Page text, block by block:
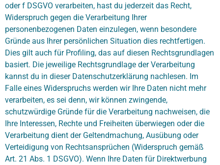
oder f DSGVO verarbeiten, hast du jederzeit das Recht,
Widerspruch gegen die Verarbeitung Ihrer
personenbezogenen Daten einzulegen, wenn besondere
Gründe aus Ihrer persönlichen Situation dies rechtfertigen.
Dies gilt auch für Profiling, das auf diesen Rechtsgrundlagen
basiert. Die jeweilige Rechtsgrundlage der Verarbeitung
kannst du in dieser Datenschutzerklärung nachlesen. Im
Falle eines Widerspruchs werden wir Ihre Daten nicht mehr
verarbeiten, es sei denn, wir können zwingende,
schutzwürdige Gründe für die Verarbeitung nachweisen, die
Ihre Interessen, Rechte und Freiheiten überwiegen oder die
Verarbeitung dient der Geltendmachung, Ausübung oder
Verteidigung von Rechtsansprüchen (Widerspruch gemäß
Art. 21 Abs. 1 DSGVO). Wenn Ihre Daten für Direktwerbung